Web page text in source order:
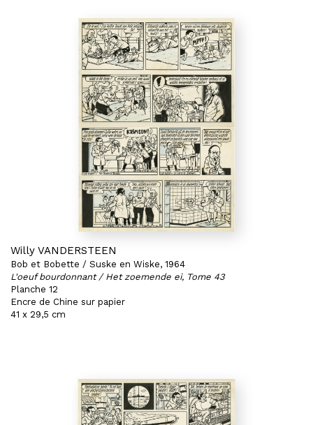
Willy VANDERSTEEN
Bob et Bobette / Suske en Wiske, 1964
L'oeuf bourdonnant / Het zoemende ei, Tome 43
Planche 12
Encre de Chine sur papier
41 x 29,5 cm